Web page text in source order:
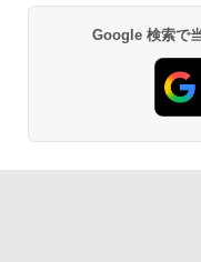
Google 検索で